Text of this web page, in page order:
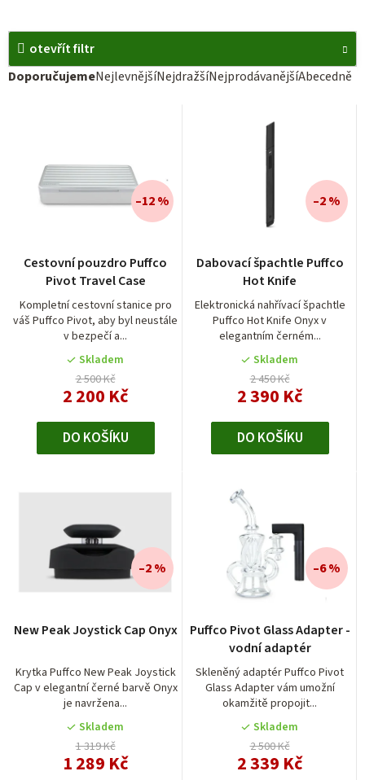
otevřít filtr
Ř
u
DoporučujemeNejlevnějšíNejdražšíNejprodávanějšíAbecedně
d
Cestovní pouzdro Puffco
Pivot Travel Case
Kompletní cestovní stanice pro
váš Puffco Pivot, aby byl neustále
v bezpečí a...
Skladem
2 500 Kč
2 200 Kč
–12 %
DO KOŠÍKU
Dabovací špachtle Puffco
Hot Knife
Elektronická nahřívací špachtle
Puffco Hot Knife Onyx v
elegantním černém...
Skladem
2 450 Kč
2 390 Kč
–2 %
DO KOŠÍKU
New Peak Joystick Cap Onyx
Krytka Puffco New Peak Joystick
Cap v elegantní černé barvě Onyx
je navržena...
Skladem
1 319 Kč
1 289 Kč
–2 %
Puffco Pivot Glass Adapter -
vodní adaptér
Skleněný adaptér Puffco Pivot
Glass Adapter vám umožní
okamžitě propojit...
Skladem
2 500 Kč
2 339 Kč
–6 %